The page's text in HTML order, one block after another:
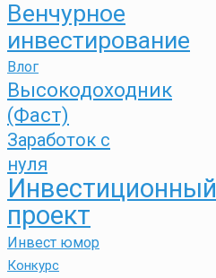
Венчурное
инвестирование
Влог
Высокодоходник
(Фаст)
Заработок с
нуля
Инвестиционный
проект
Инвест юмор
Конкурс